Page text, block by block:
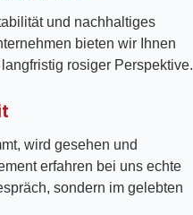
und nachhaltiges
bieten wir Ihnen
rosiger Perspektive.
wird gesehen und
erfahren bei uns echte
sondern im gelebten